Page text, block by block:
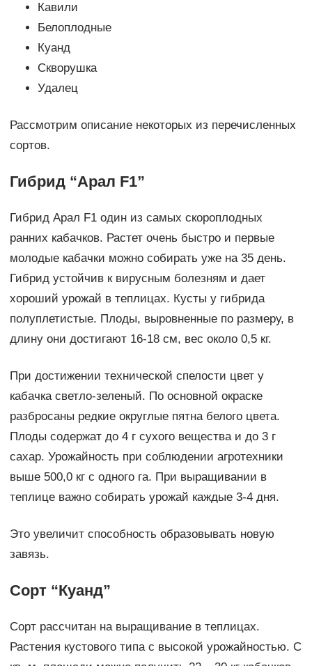
Кавили
Белоплодные
Куанд
Скворушка
Удалец
Рассмотрим описание некоторых из перечисленных
сортов.
Гибрид “Арал F1”
Гибрид Арал F1 один из самых скороплодных
ранних кабачков. Растет очень быстро и первые
молодые кабачки можно собирать уже на 35 день.
Гибрид устойчив к вирусным болезням и дает
хороший урожай в теплицах. Кусты у гибрида
полуплетистые. Плоды, выровненные по размеру, в
длину они достигают 16-18 см, вес около 0,5 кг.
При достижении технической спелости цвет у
кабачка светло-зеленый. По основной окраске
разбросаны редкие округлые пятна белого цвета.
Плоды содержат до 4 г сухого вещества и до 3 г
сахар. Урожайность при соблюдении агротехники
выше 500,0 кг с одного га. При выращивании в
теплице важно собирать урожай каждые 3-4 дня.
Это увеличит способность образовывать новую
завязь.
Сорт “Куанд”
Сорт рассчитан на выращивание в теплицах.
Растения кустового типа с высокой урожайностью. С